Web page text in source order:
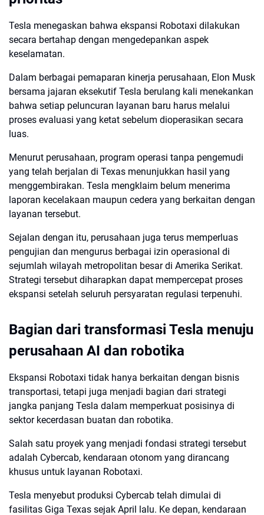
Tesla menegaskan bahwa ekspansi Robotaxi dilakukan
secara bertahap dengan mengedepankan aspek
keselamatan.
Dalam berbagai pemaparan kinerja perusahaan, Elon Musk
bersama jajaran eksekutif Tesla berulang kali menekankan
bahwa setiap peluncuran layanan baru harus melalui
proses evaluasi yang ketat sebelum dioperasikan secara
luas.
Menurut perusahaan, program operasi tanpa pengemudi
yang telah berjalan di Texas menunjukkan hasil yang
menggembirakan. Tesla mengklaim belum menerima
laporan kecelakaan maupun cedera yang berkaitan dengan
layanan tersebut.
Sejalan dengan itu, perusahaan juga terus memperluas
pengujian dan mengurus berbagai izin operasional di
sejumlah wilayah metropolitan besar di Amerika Serikat.
Strategi tersebut diharapkan dapat mempercepat proses
ekspansi setelah seluruh persyaratan regulasi terpenuhi.
Bagian dari transformasi Tesla menuju
perusahaan AI dan robotika
Ekspansi Robotaxi tidak hanya berkaitan dengan bisnis
transportasi, tetapi juga menjadi bagian dari strategi
jangka panjang Tesla dalam memperkuat posisinya di
sektor kecerdasan buatan dan robotika.
Salah satu proyek yang menjadi fondasi strategi tersebut
adalah Cybercab, kendaraan otonom yang dirancang
khusus untuk layanan Robotaxi.
Tesla menyebut produksi Cybercab telah dimulai di
fasilitas Giga Texas sejak April lalu. Ke depan, kendaraan